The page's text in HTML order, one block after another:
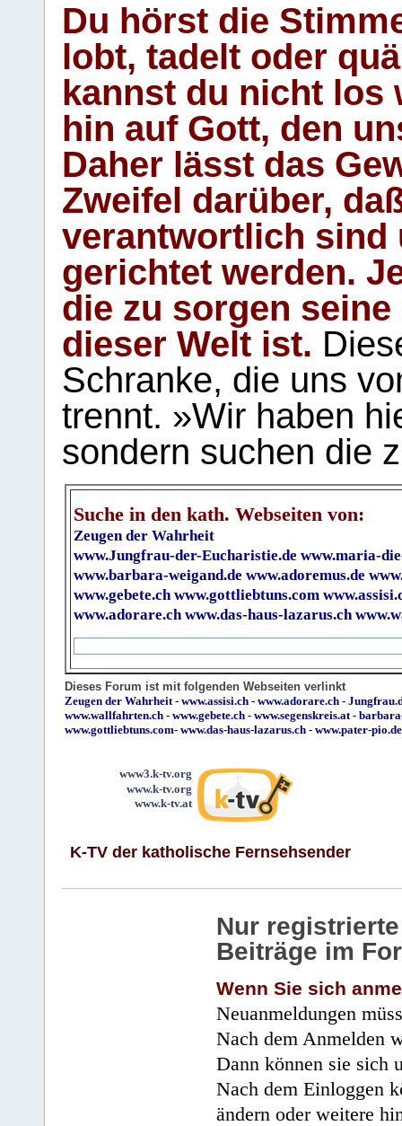
Du hörst die
lobt, tadelt oder
kannst du nicht los
hin auf Gott, den
Daher lässt das
Zweifel darüber,
verantwortlich sind
gerichtet werden.
die zu sorgen
dieser Welt ist.
Schranke, die uns
trennt. »Wir haben
sondern suchen die
Suche in den kath. Webseiten von:
Zeugen der Wahrheit
www.Jungfrau-der-Eucharistie.de www.maria-
www.barbara-weigand.de www.adoremus.de
www.gebete.ch www.gottliebtuns.com
www.adorare.ch www.das-haus-lazarus.ch
Dieses Forum ist mit folgenden Webseiten verlinkt
Zeugen der Wahrheit- www.assisi.ch - www.adorare.ch -
www.wallfahrten.ch - www.gebete.ch - www.segenskreis.at-
www.gottliebtuns.com- www.das-haus-lazarus.ch - www.pater-pio.de
www3.k-tv.org
www.k-tv.org
www.k-tv.at
K-TV der katholische Fernsehsender
Nur
Beiträge im
Wenn Sie sich
Neuanmeldungen
Nach dem Anmelden
Dann können sie sich
Nach dem Einloggen
ändern oder weitere